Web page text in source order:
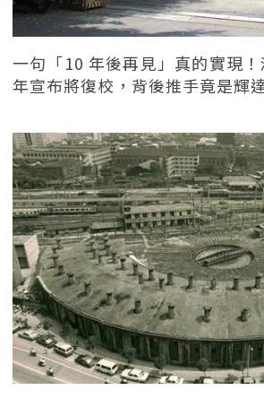
一句「10 年後再見」真的實現
年宣布將復校，背後推手竟是輝